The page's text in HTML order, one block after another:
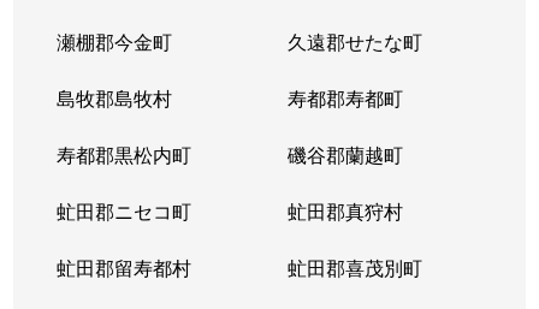
瀬棚郡今金町 久遠郡せたな町
島牧郡島牧村 寿都郡寿都町
寿都郡黒松内町 磯谷郡蘭越町
虻田郡ニセコ町 虻田郡真狩村
虻田郡留寿都村 虻田郡喜茂別町